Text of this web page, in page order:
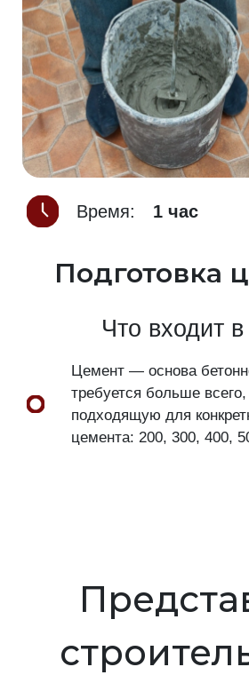
Время: 1 час
Подготовка
Что входит в
Цемент — основа
требуется больше
подходящую для
цемента: 200, 300, 400,